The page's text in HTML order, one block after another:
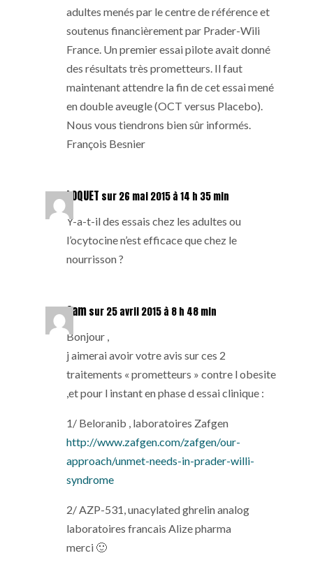
adultes menés par le centre de référence et
soutenus financièrement par Prader-Wili
France. Un premier essai pilote avait donné
des résultats très prometteurs. Il faut
maintenant attendre la fin de cet essai mené
en double aveugle (OCT versus Placebo).
Nous vous tiendrons bien sûr informés.
François Besnier
LOQUET sur 26 mai 2015 à 14 h 35 min
Y-a-t-il des essais chez les adultes ou
l’ocytocine n’est efficace que chez le
nourrisson ?
Sam sur 25 avril 2015 à 8 h 48 min
Bonjour ,
j aimerai avoir votre avis sur ces 2
traitements « prometteurs » contre l obesite
,et pour l instant en phase d essai clinique :
1/ Beloranib , laboratoires Zafgen
http://www.zafgen.com/zafgen/our-
approach/unmet-needs-in-prader-willi-
syndrome
2/ AZP-531, unacylated ghrelin analog
laboratoires francais Alize pharma
merci 🙂